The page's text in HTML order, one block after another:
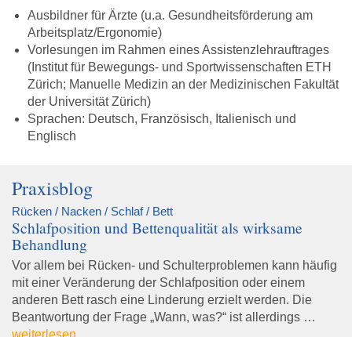
Ausbildner für Ärzte (u.a. Gesundheitsförderung am
Arbeitsplatz/Ergonomie)
Vorlesungen im Rahmen eines Assistenzlehrauftrages
(Institut für Bewegungs- und Sportwissenschaften ETH
Zürich; Manuelle Medizin an der Medizinischen Fakultät
der Universität Zürich)
Sprachen: Deutsch, Französisch, Italienisch und
Englisch
Praxisblog
Rücken / Nacken / Schlaf / Bett
Schlafposition und Bettenqualität als wirksame
Behandlung
Vor allem bei Rücken- und Schulterproblemen kann häufig
mit einer Veränderung der Schlafposition oder einem
anderen Bett rasch eine Linderung erzielt werden. Die
Beantwortung der Frage „Wann, was?“ ist allerdings …
weiterlesen